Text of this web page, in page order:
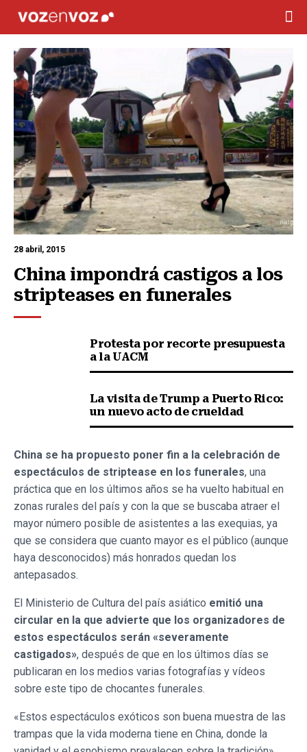
28 abril, 2015
China impondrá castigos a los
stripteases en funerales
Protesta por recorte presupuesta
a la UACM
La visita de Trump a Puerto Rico:
un nuevo acto de crueldad
China se ha propuesto poner fin a la celebración de
espectáculos de striptease en los funerales, una
práctica que en los últimos años se ha vuelto habitual en
zonas rurales del país y con la que se buscaba atraer el
mayor número posible de asistentes a las exequias, ya
que se considera que cuanto mayor es el público (aunque
haya desconocidos) más honrados quedan los
antepasados.
El Ministerio de Cultura del país asiático emitió una
circular en la que advierte que los organizadores de
estos espectáculos serán «severamente
castigados», después de que en los últimos días se
publicaran en los medios varias fotografías y vídeos
sobre este tipo de chocantes funerales.
«Estos espectáculos exóticos son buena muestra de las
trampas que la vida moderna tiene en China, donde la